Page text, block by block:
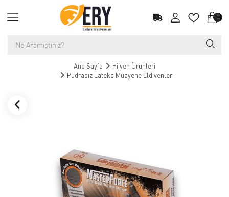
0
Ana Sayfa
Hijyen Ürünleri
Pudrasız Lateks Muayene Eldivenler